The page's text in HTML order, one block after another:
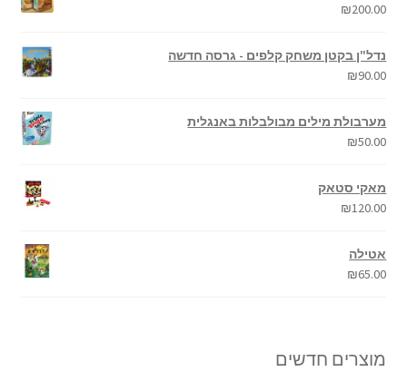
₪200.00
נדל"ן בקטן משחק קלפים - גרסה חדשה
₪90.00
מערבולת מילים מבולבלות באנגלית
₪50.00
מאקי סטאק
₪120.00
אטילה
₪65.00
מוצרים חדשים